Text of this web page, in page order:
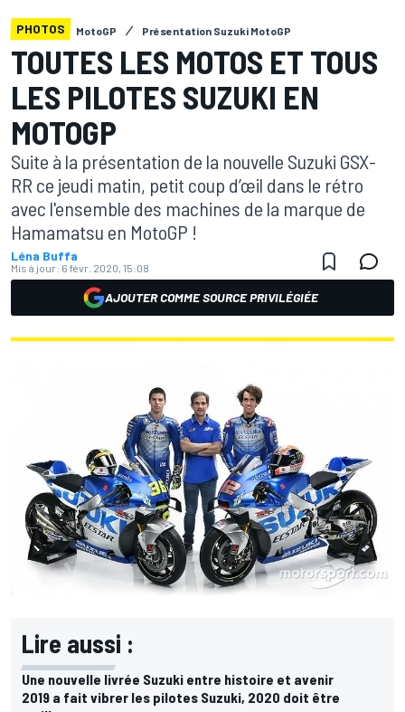
PHOTOS MotoGP Présentation Suzuki MotoGP
TOUTES LES MOTOS ET TOUS
LES PILOTES SUZUKI EN
MOTOGP
Suite à la présentation de la nouvelle Suzuki GSX-
RR ce jeudi matin, petit coup d’œil dans le rétro
avec l'ensemble des machines de la marque de
Hamamatsu en MotoGP !
Léna Buffa
Mis à jour: 6 févr. 2020, 15:08
AJOUTER COMME SOURCE PRIVILÉGIÉE
Lire aussi :
Une nouvelle livrée Suzuki entre histoire et avenir
2019 a fait vibrer les pilotes Suzuki, 2020 doit être